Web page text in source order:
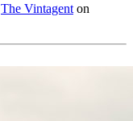
The Vintagent on